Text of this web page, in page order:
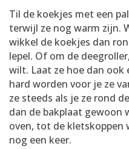
Til de koekjes met een
terwijl ze nog warm zijn.
wikkel de koekjes dan
lepel. Of om de
wilt. Laat ze hoe dan
hard worden voor je ze
ze steeds als je ze rond
dan de bakplaat gewoon
oven, tot de kletskoppen
nog een keer.